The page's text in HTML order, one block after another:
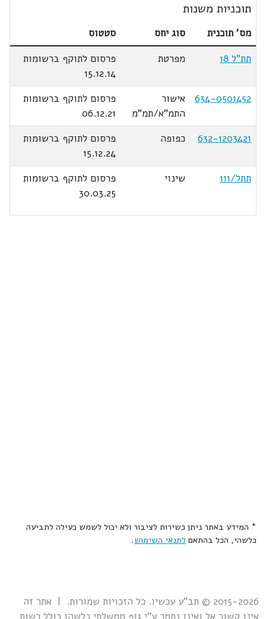
תוכניות משנות
מס' תוכנית סוג יחס
סטטוס
תת"ל 18
מפרטת
פרסום לתוקף ברשומות
15.12.14
634-0501452
אישור
התמ"א/תמ"מ
פרסום לתוקף ברשומות
06.12.21
632-1203421
כפופה
פרסום לתוקף ברשומות
15.12.24
תתל/111
שינוי
פרסום לתוקף ברשומות
30.03.25
* המידע באתר ניתן כשירות לציבור ולא יכול לשמש כעילה לתביעה
כלשהי, הכל בהתאם לתנאי השימוש.
2015-2026 © תב"ע עכשיו. כל הזכויות שמורות. | אתר זה